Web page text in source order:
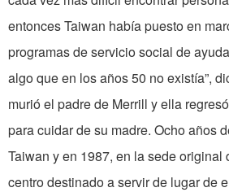
entonces Taiwan había puesto en
programas de servicio social de
algo que en los años 50 no existía”,
murió el padre de Merrill y ella
para cuidar de su madre. Ocho años
Taiwan y en 1987, en la sede original
centro destinado a servir de lugar de